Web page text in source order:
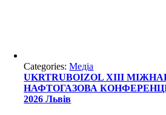
Categories:Медіа
UKRTRUBOIZOL ХІII
НАФТОГАЗОВА
2026 Львів